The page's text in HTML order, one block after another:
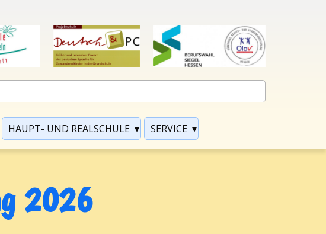
HAUPT- UND REALSCHULE SERVICE
2026